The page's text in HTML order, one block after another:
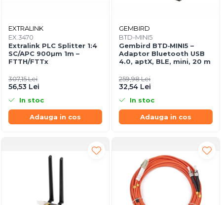
EXTRALINK
EX.3470
Extralink PLC Splitter 1:4
SC/APC 900µm 1m –
FTTH/FTTx
307,15 Lei
56,53 Lei
In stoc
Adauga in cos
GEMBIRD
BTD-MINI5
Gembird BTD‑MINI5 –
Adaptor Bluetooth USB
4.0, aptX, BLE, mini, 20 m
259,98 Lei
32,54 Lei
In stoc
Adauga in cos